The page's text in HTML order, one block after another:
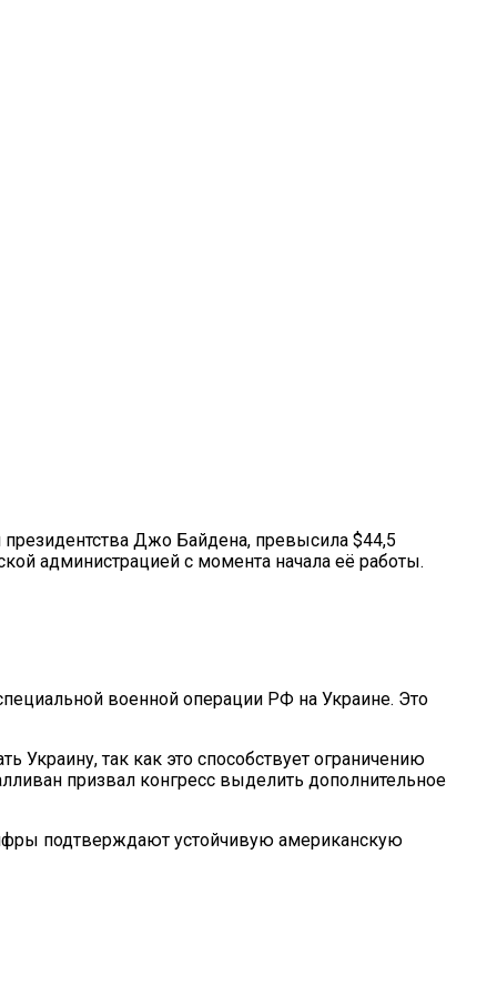
Джо Байдена, превысила $44,5
администрацией с момента начала её работы.
военной операции РФ на Украине. Это
Украину, так как это способствует ограничению
призвал конгресс выделить дополнительное
подтверждают устойчивую американскую